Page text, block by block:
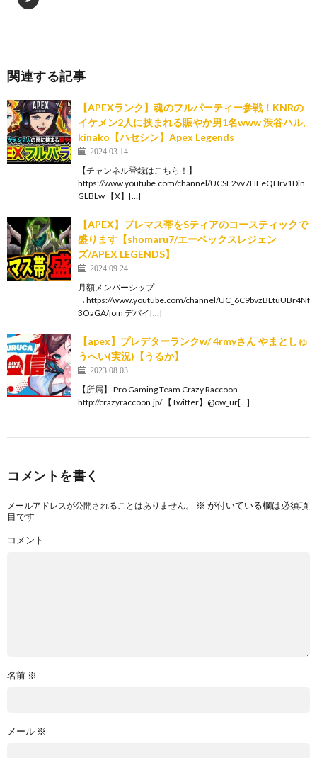
関連する記事
【APEXランク】魂のフルパーティー参戦！KNRの
イケメン2人に挟まれる賑やか男1名www 渋谷ハル,
kinako【ハセシン】Apex Legends
2024.03.14
【チャンネル登録はこちら！】
https://www.youtube.com/channel/UCSF2vv7HFeQHrv1Din
GLBLw 【X】[…]
【APEX】プレマス帯をSティアのコースティックで
盛ります【shomaru7/エーペックスレジェン
ズ/APEX LEGENDS】
2024.09.24
月額メンバーシップ
→https://www.youtube.com/channel/UC_6C9bvzBLtuUBr4Nf
3OaGA/join デバイ[…]
【apex】プレデターランクw/ 4rmyさん やまとしゅ
うへい(実況)【うるか】
2023.08.03
【所属】 Pro Gaming Team Crazy Raccoon
http://crazyraccoon.jp/​ 【Twitter】@ow_ur[…]
コメントを書く
メールアドレスが公開されることはありません。 ※ が付いている欄は必須項
目です
コメント
名前 ※
メール ※